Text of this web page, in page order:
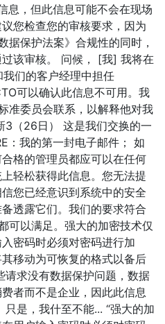
息，但此信息可能不会在现场
您检查您的审核要求，因为
据保护法案》合规性的同时，
该审核。 问候， [我] 我将在
们的客户经理中担任
可以确认此信息不可用。我
准委员会联系，以解释他对我
3（26日） 这是我们交换的一
：我的第一封电子邮件； 如
格的管理员都应可以在任何
轻松获得此信息。您无法提
您已经意识到系统中的安全
透露它们。我们的要求符合
可以满足。强大的加密技术仅
密码时必须对密码进行加
移动为可恢复的格式以备后
请求没有数据保护问题，数据
者而不是企业，因此此信息
只是，我什至不能... “强大的加